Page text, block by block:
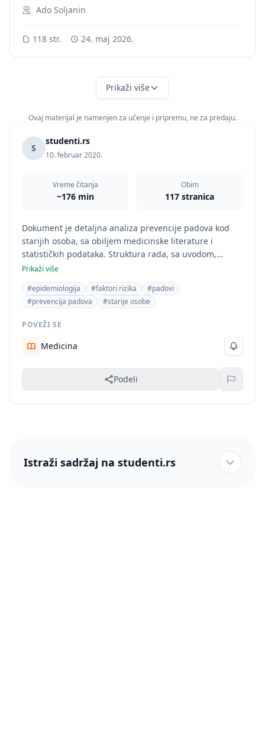
Ado Soljanin
118 str. 24. maj 2026.
Prikaži više
Ovaj materijal je namenjen za učenje i pripremu, ne za predaju.
S
studenti.rs
10. februar 2020.
Vreme čitanja
~176 min
Obim
117 stranica
Dokument je detaljna analiza prevencije padova kod
starijih osoba, sa obiljem medicinske literature i
statističkih podataka. Struktura rada, sa uvodom,
poglavljima i zaključkom (koji nije prikazan u
dostupnom odlomku), tipična je za diplomski ili master
rad iz oblasti medicine. Ključne reči i sadržaj jasno
ukazuju na medicinsku oblast, posebno gerijatriju.
Prikaži više
#epidemiologija
#faktori rizika
#padovi
#prevencija padova
#starije osobe
POVEŽI SE
Medicina
Podeli
Istraži sadržaj na studenti.rs